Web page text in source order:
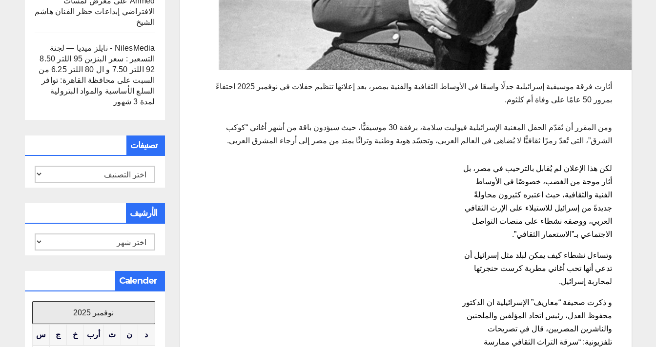
أثارت فرقة موسيقية إسرائيلية جدلًا واسعًا في الأوساط الثقافية والفنية بمصر، بعد إعلانها تنظيم حفلات في نوفمبر
احتفاءً
بمرور
عامًا على وفاة أم كلثوم.
ومن المقرر أن تُقدّم الحفل المغنية الإسرائيلية فيوليت سلامة، برفقة 30 موسيقيًّا، حيث سيؤدون باقة من أشهر أغاني “كوكب
الشرق”، التي تُعدّ رمزًا ثقافيًّا لا يُضاهى في العالم العربي، وتجسّد هوية وطنية وتراثًا يمتد من مصر إلى أرجاء المشرق العربي.
لكن هذا الإعلان لم يُقابل بالترحيب في مصر، بل
أثار موجة من الغضب، خصوصًا في الأوساط
الفنية والثقافية، حيث اعتبره كثيرون محاولةً
جديدةً من إسرائيل للاستيلاء على الإرث الثقافي
العربي، ووصفه نشطاء على منصات التواصل
الاجتماعي بـ”الاستعمار الثقافي”.
وتساءل نشطاء كيف يمكن لبلد مثل إسرائيل أن
تدعي أنها تحب أغاني مطربة كرست حنجرتها
لمحاربة إسرائيل.
و ذكرت صحيفة “معاريف” الإسرائيلية ان الدكتور
محفوظ العدل، رئيس اتحاد المؤلفين والملحنين
والناشرين المصريين، قال في تصريحات
تلفزيونية: “سرقة التراث الثقافي ممارسة
الافتراضي إبداعات حظر الفنان هاشم
الشيخ
NilesMedia - نايلز ميديا — لجنة
التسعير : سعر البنزين 95 اللتر 8.50
92 اللتر 7.50 و ال 80 اللتر 6.25 من
السبت على محافظة القاهرة: توافر
السلع الأساسية والمواد البترولية
لمدة 3 شهور
تصنيفات
تصنيفات
الأرشيف
الأرشيف
Calender
نوفمبر 2025
د ن ث أرب خ ج س